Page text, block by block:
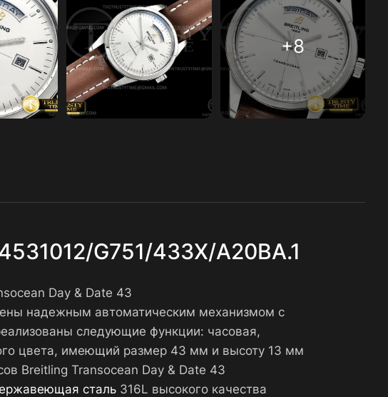
G751/433X/A20BA.1
Day & Date 43
надежным автоматическим механизмом с
следующие функции: часовая,
цвета, имеющий размер 43 мм и высоту 13 мм
Breitling Transocean Day & Date 43
сталь 316L высокого качества